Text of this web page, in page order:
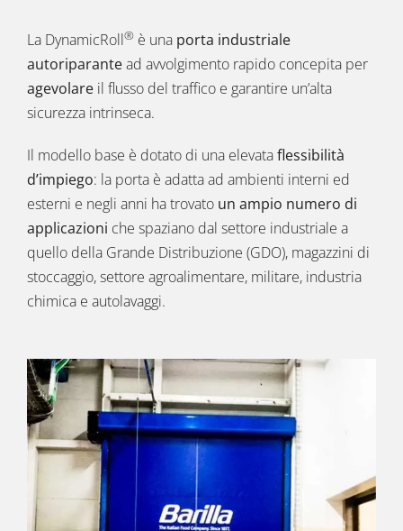
La DynamicRoll®è una porta industriale
autoriparantead avvolgimento rapido concepita per
agevolareil flusso del traffico e garantire un’alta
sicurezza intrinseca.
Il modello base è dotato di una elevataflessibilità
d’impiego: la porta è adatta ad ambienti interni ed
esterni e negli anni ha trovato un ampio numero di
applicazioni che spaziano dal settore industriale a
quello della Grande Distribuzione (GDO), magazzini di
stoccaggio, settore agroalimentare, militare, industria
chimicae autolavaggi.